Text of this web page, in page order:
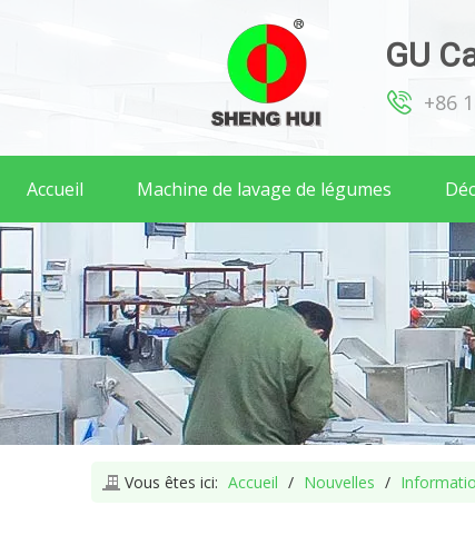
GU
+86
Accueil Machine de lavage de légumes
Vous êtes ici: Accueil / Nouvelles /